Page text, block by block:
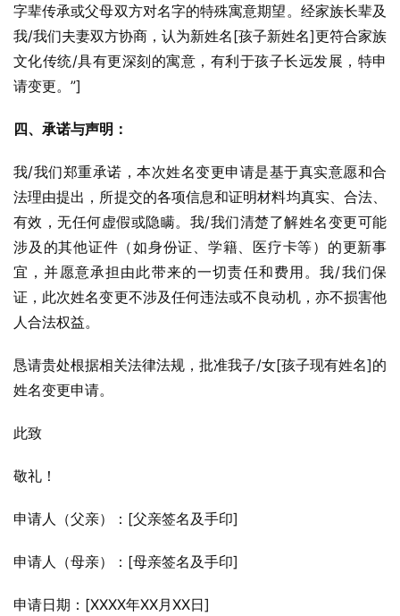
字辈传承或父母双方对名字的特殊寓意期望。经家族长辈及
我/我们夫妻双方协商，认为新姓名[孩子新姓名]更符合家族
文化传统/具有更深刻的寓意，有利于孩子长远发展，特申
请变更。”]
四、承诺与声明：
我/我们郑重承诺，本次姓名变更申请是基于真实意愿和合
法理由提出，所提交的各项信息和证明材料均真实、合法、
有效，无任何虚假或隐瞒。我/我们清楚了解姓名变更可能
涉及的其他证件（如身份证、学籍、医疗卡等）的更新事
宜，并愿意承担由此带来的一切责任和费用。我/我们保
证，此次姓名变更不涉及任何违法或不良动机，亦不损害他
人合法权益。
恳请贵处根据相关法律法规，批准我子/女[孩子现有姓名]的
姓名变更申请。
此致
敬礼！
申请人（父亲）：[父亲签名及手印]
申请人（母亲）：[母亲签名及手印]
申请日期：[XXXX年XX月XX日]